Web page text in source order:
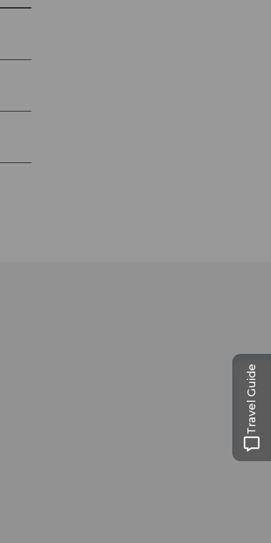
Travel Guide